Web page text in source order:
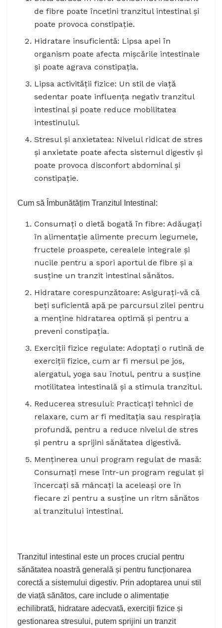
de fibre poate încetini tranzitul intestinal și
poate provoca constipație.
Hidratare insuficientă: Lipsa apei în
organism poate afecta mișcările intestinale
și poate agrava constipația.
Lipsa activității fizice: Un stil de viață
sedentar poate influența negativ tranzitul
intestinal și poate reduce mobilitatea
intestinului.
Stresul și anxietatea: Nivelul ridicat de stres
și anxietate poate afecta sistemul digestiv și
poate provoca disconfort abdominal și
constipație.
Cum să Îmbunătățim Tranzitul Intestinal:
Consumați o dietă bogată în fibre: Adăugați
în alimentație alimente precum legumele,
fructele proaspete, cerealele integrale și
nucile pentru a spori aportul de fibre și a
susține un tranzit intestinal sănătos.
Hidratare corespunzătoare: Asigurați-vă că
beți suficientă apă pe parcursul zilei pentru
a menține hidratarea optimă și pentru a
preveni constipația.
Exerciții fizice regulate: Adoptați o rutină de
exerciții fizice, cum ar fi mersul pe jos,
alergatul, yoga sau înotul, pentru a susține
motilitatea intestinală și a stimula tranzitul.
Reducerea stresului: Practicați tehnici de
relaxare, cum ar fi meditația sau respirația
profundă, pentru a reduce nivelul de stres
și pentru a sprijini sănătatea digestivă.
Menținerea unui program regulat de masă:
Consumați mese într-un program regulat și
încercați să mâncați la aceleași ore în
fiecare zi pentru a susține un ritm sănătos
al tranzitului intestinal.
Tranzitul intestinal este un proces crucial pentru
sănătatea noastră generală și pentru funcționarea
corectă a sistemului digestiv. Prin adoptarea unui stil
de viață sănătos, care include o alimentație
echilibrată, hidratare adecvată, exerciții fizice și
gestionarea stresului, putem sprijini un tranzit